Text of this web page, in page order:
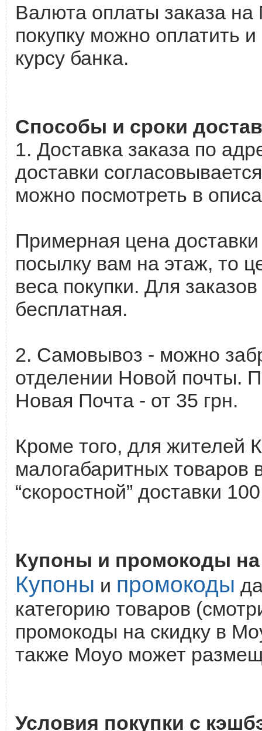
Валюта оплаты заказа на
покупку можно оплатить
курсу банка.
Способы и сроки
1. Доставка заказа по
доставки
можно посмотреть в
Примерная цена
посылку вам на этаж, то
веса покупки. Для
бесплатная.
2. Самовывоз - можно
отделении Новой почты.
Новая Почта - от 35 грн.
Кроме того, для жителей
малогабаритных товаров
“скоростной” доставки
Купоны и промокоды на
Купоны и промокоды
категорию товаров
промокоды на скидку в
также Moyo может
Условия покупки с